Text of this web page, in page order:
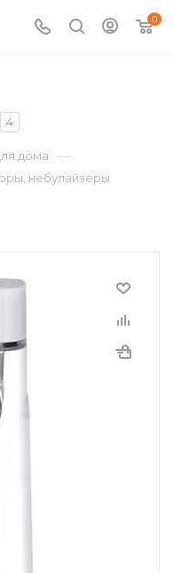
0
4
дома —
небулайзеры